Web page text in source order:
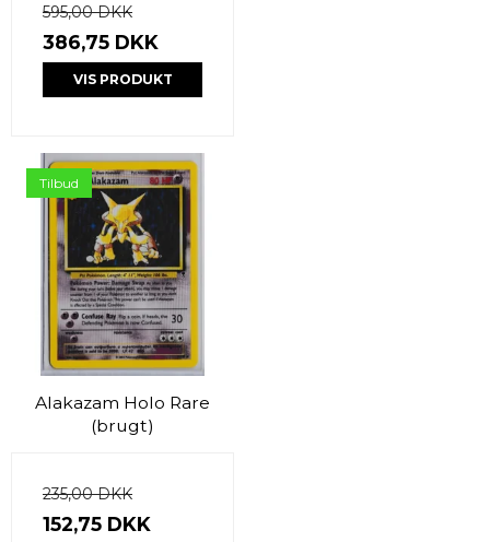
595,00 DKK
386,75 DKK
VIS PRODUKT
Tilbud
Alakazam Holo Rare
(brugt)
235,00 DKK
152,75 DKK